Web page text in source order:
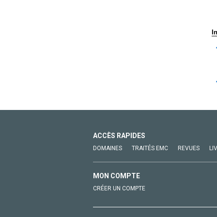
ACCÈS RAPIDES
DOMAINES TRAITÉS EMC REVUES
MON COMPTE
CRÉER UN COMPTE